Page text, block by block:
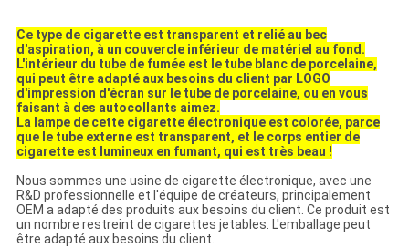
Ce type de cigarette est transparent et relié au bec
d'aspiration, à un couvercle inférieur de matériel au fond.
L'intérieur du tube de fumée est le tube blanc de porcelaine,
qui peut être adapté aux besoins du client par LOGO
d'impression d'écran sur le tube de porcelaine, ou en vous
faisant à des autocollants aimez.
La lampe de cette cigarette électronique est colorée, parce
que le tube externe est transparent, et le corps entier de
cigarette est lumineux en fumant, qui est très beau !
Nous sommes une usine de cigarette électronique, avec une
R&D professionnelle et l'équipe de créateurs, principalement
OEM a adapté des produits aux besoins du client. Ce produit est
un nombre restreint de cigarettes jetables. L'emballage peut
être adapté aux besoins du client.